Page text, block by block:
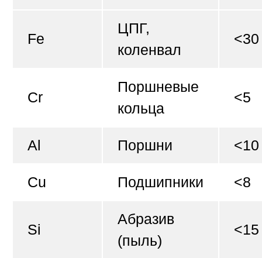
Fe
ЦПГ,
коленвал
<30
Cr
Поршневые
кольца
<5
Al Поршни <10
Cu Подшипники <8
Si
Абразив
(пыль)
<15